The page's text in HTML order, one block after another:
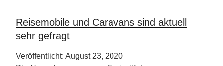
Corona-
Zeiten“
Reisemobile und Caravans sind aktuell
sehr gefragt
Veröffentlicht: August 23, 2020